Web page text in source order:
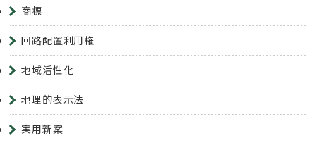
商標
回路配置利用権
地域活性化
地理的表示法
実用新案